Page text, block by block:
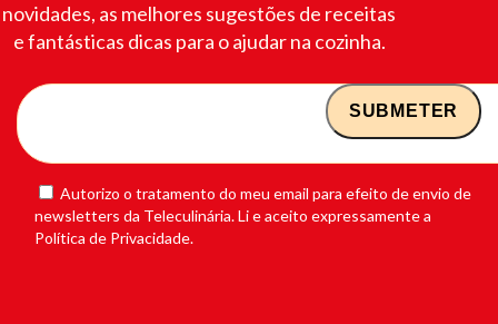
novidades, as melhores sugestões de receitas
e fantásticas dicas para o ajudar na cozinha.
Autorizo o tratamento do meu email para efeito de envio de
newsletters da Teleculinária. Li e aceito expressamente a
Política de Privacidade.